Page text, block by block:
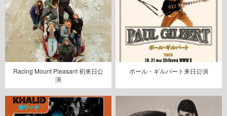
Racing Mount Pleasant 初来日公
演
ポール・ギルバート来日公演